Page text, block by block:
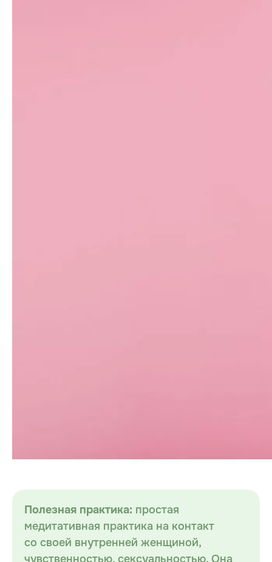
Полезная практика: простая
медитативная практика на контакт
со своей внутренней женщиной,